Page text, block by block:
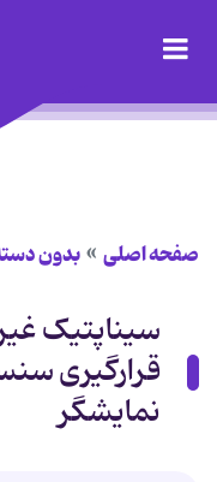
صفحه اصلی بدون
سیناپتیک
قرارگیری
نمایشگر